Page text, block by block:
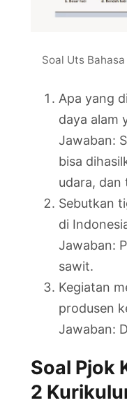
Soal Uts
Apa yang
daya alam
Jawaban:
bisa
udara, dan
Sebutkan
di
Jawaban:
sawit.
Kegiatan
produsen
Jawaban:
Soal Pjok
2